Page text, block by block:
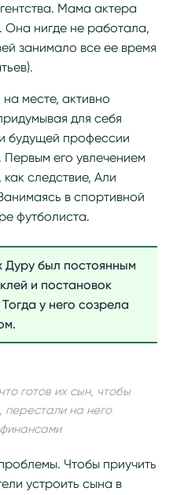
Мама актера
Она нигде не работала,
занимало все ее время
месте, активно
для себя
будущей профессии
Первым его увлечением
следствие, Али
в спортивной
футболиста.
Дуру был постоянным
и постановок
у него созрела
готов их сын, чтобы
перестали на него
Чтобы приучить
устроить сына в